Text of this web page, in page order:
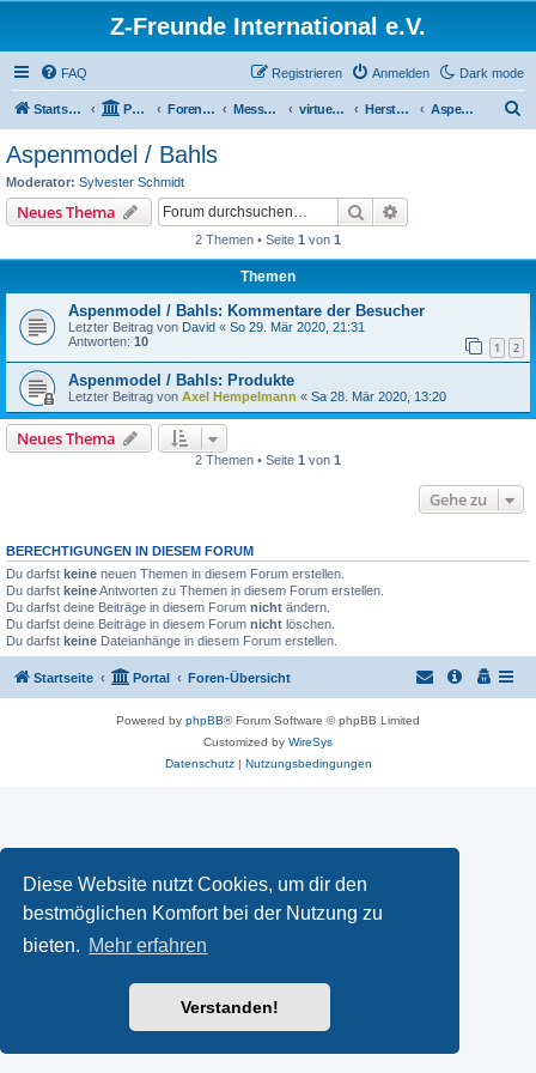
Diese Website nutzt Cookies, um dir den
bestmöglichen Komfort bei der Nutzung zu
bieten. Mehr erfahren
Verstanden!
Z-Freunde International e.V.
Dark mode
FAQ Anmelden
Registrieren
Startseite Portal Foren-Übersicht Messen / Ausstellungen / Events virtuelles Z-Weekend 2020 Hersteller und Händler Aspenmodel / Bahls
Aspenmodel / Bahls
Moderator: Sylvester Schmidt
Neues Thema Suche
2 Themen • Seite 1 von 1
Themen
Aspenmodel / Bahls: Kommentare der Besucher
Letzter Beitrag von David « So 29. Mär 2020, 21:31
Antworten: 10 1 2
Aspenmodel / Bahls: Produkte
Letzter Beitrag von Axel Hempelmann « Sa 28. Mär 2020, 13:20
Neues Thema
2 Themen • Seite 1 von 1
Gehe zu
BERECHTIGUNGEN IN DIESEM FORUM
Du darfst keine neuen Themen in diesem Forum erstellen.
Du darfst keineAntworten zu Themen in diesem Forum erstellen.
Du darfst deine Beiträge in diesem Forum nicht ändern.
Du darfst deine Beiträge in diesem Forum nicht löschen.
Du darfst keine Dateianhänge in diesem Forum erstellen.
Startseite Portal Foren-Übersicht
Powered by phpBB® Forum Software © phpBB Limited
Customized by WireSys
Datenschutz| Nutzungsbedingungen